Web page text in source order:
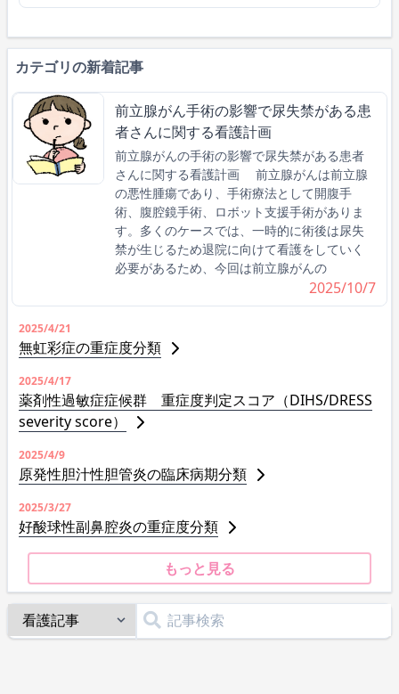
カテゴリの新着記事
前立腺がん手術の影響で尿失禁がある患
者さんに関する看護計画
前立腺がんの手術の影響で尿失禁がある患者
さんに関する看護計画 前立腺がんは前立腺
の悪性腫瘍であり、手術療法として開腹手
術、腹腔鏡手術、ロボット支援手術がありま
す。多くのケースでは、一時的に術後は尿失
禁が生じるため退院に向けて看護をしていく
必要があるため、今回は前立腺がんの
2025/10/7
2025/4/21
無虹彩症の重症度分類
2025/4/17
薬剤性過敏症症候群 重症度判定スコア（DIHS/DRESS
severity score）
2025/4/9
原発性胆汁性胆管炎の臨床病期分類
2025/3/27
好酸球性副鼻腔炎の重症度分類
もっと見る